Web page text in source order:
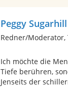
Peggy
Redner/
Ich möchte die
Tiefe berühren,
Jenseits der